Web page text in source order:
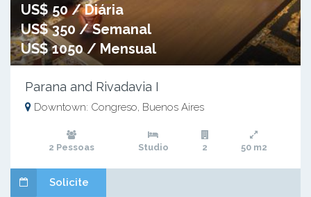
US$ 50 / Diária
US$ 350 / Semanal
US$ 1050 / Mensual
Parana and Rivadavia I
Downtown: Congreso, Buenos Aires
2 Pessoas Studio 2 50 m2
Solicite